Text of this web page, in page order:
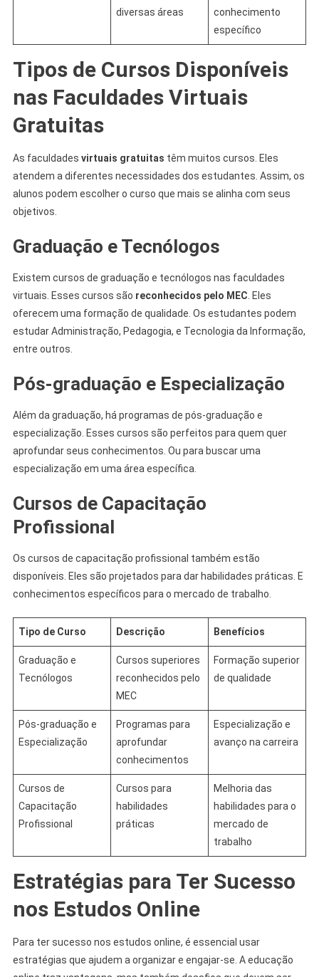
diversas áreas
conhecimento
específico
Tipos de Cursos Disponíveis
nas Faculdades Virtuais
Gratuitas
As faculdades virtuais gratuitas têm muitos cursos. Eles
atendem a diferentes necessidades dos estudantes. Assim, os
alunos podem escolher o curso que mais se alinha com seus
objetivos.
Graduação e Tecnólogos
Existem cursos de graduação e tecnólogos nas faculdades
virtuais. Esses cursos são reconhecidos pelo MEC. Eles
oferecem uma formação de qualidade. Os estudantes podem
estudar Administração, Pedagogia, e Tecnologia da Informação,
entre outros.
Pós-graduação e Especialização
Além da graduação, há programas de pós-graduação e
especialização. Esses cursos são perfeitos para quem quer
aprofundar seus conhecimentos. Ou para buscar uma
especialização em uma área específica.
Cursos de Capacitação
Profissional
Os cursos de capacitação profissional também estão
disponíveis. Eles são projetados para dar habilidades práticas. E
conhecimentos específicos para o mercado de trabalho.
Tipo de Curso Descrição Benefícios
Graduação e
Tecnólogos
Cursos superiores
reconhecidos pelo
MEC
Formação superior
de qualidade
Pós-graduação e
Especialização
Programas para
aprofundar
conhecimentos
Especialização e
avanço na carreira
Cursos de
Capacitação
Profissional
Cursos para
habilidades
práticas
Melhoria das
habilidades para o
mercado de
trabalho
Estratégias para Ter Sucesso
nos Estudos Online
Para ter sucesso nos estudos online, é essencial usar
estratégias que ajudem a organizar e engajar-se. A educação